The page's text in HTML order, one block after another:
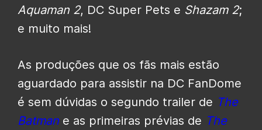
Aquaman 2, DC Super Pets e Shazam 2;
e muito mais!
As produções que os fãs mais estão
aguardado para assistir na DC FanDome
é sem dúvidas o segundo trailer de The
Batman e as primeiras prévias de The